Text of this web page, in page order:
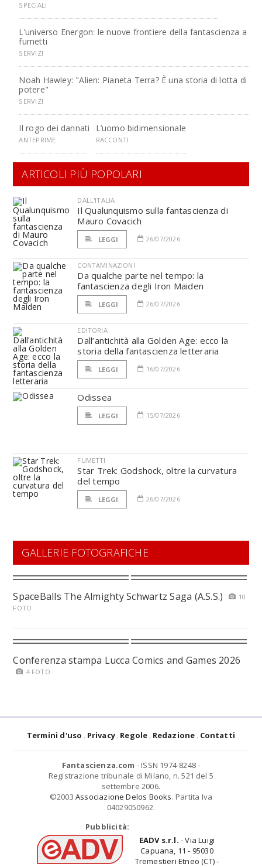
SPECIALI
L’universo Energon: le nuove frontiere della fantascienza a
fumetti
SERVIZI
Noah Hawley: "Alien: Pianeta Terra? È una storia di lotta di
potere"
SERVIZI
Il rogo dei dannati
ANTEPRIME
L’uomo bidimensionale
RACCONTI
ARTICOLI PIÙ POPOLARI
DALL'ITALIA
Il Qualunquismo sulla fantascienza di
Mauro Covacich
LEGGI 26/07/2026
CONTAMINAZIONI
Da qualche parte nel tempo: la
fantascienza degli Iron Maiden
LEGGI 26/07/2026
EDITORIA
Dall’antichità alla Golden Age: ecco la
storia della fantascienza letteraria
LEGGI 16/07/2026
Odissea
LEGGI 15/07/2026
FUMETTI
Star Trek: Godshock, oltre la curvatura
del tempo
LEGGI 26/07/2026
GALLERIE FOTOGRAFICHE
SpaceBalls The Almighty Schwartz Saga (A.S.S.)
10
FOTO
Conferenza stampa Lucca Comics and Games 2026
4 FOTO
Termini d'uso Privacy Regole Redazione Contatti
Fantascienza.com - ISSN 1974-8248 -
Registrazione tribunale di Milano, n. 521 del 5
settembre 2006.
©2003 Associazione Delos Books. Partita Iva
04029050962.
Pubblicità:
EADV s.r.l. - Via Luigi
Capuana, 11 - 95030
Tremestieri Etneo (CT) -